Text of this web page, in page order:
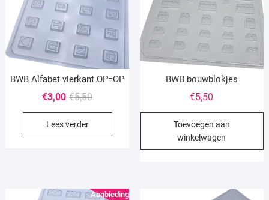
BWB Alfabet vierkant OP=OP
€5,50Oorspronkelijke
prijs
€5,50.
€3,00
Huidige
prijs
€3,00.
Lees verder
BWB bouwblokjes
€5,50
Toevoegen aan
winkelwagen
Aanbieding!